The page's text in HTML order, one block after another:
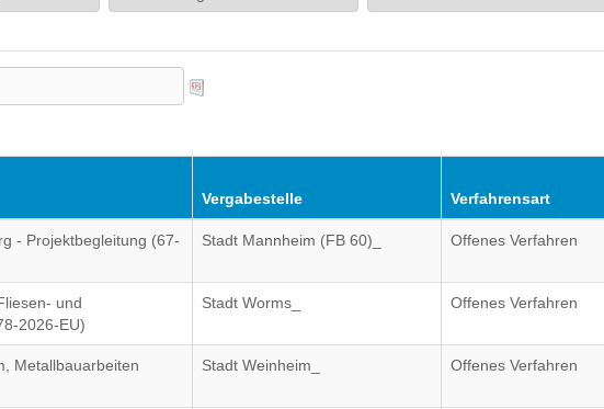
Vergabestelle Verfahrensart
- Projektbegleitung (67-
Stadt Mannheim (FB 60)_ Offenes Verfahren
und
2026-EU)
Stadt Worms_ Offenes Verfahren
Metallbauarbeiten
Stadt Weinheim_ Offenes Verfahren